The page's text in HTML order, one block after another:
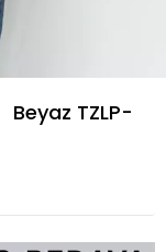
Beyaz TZLP-